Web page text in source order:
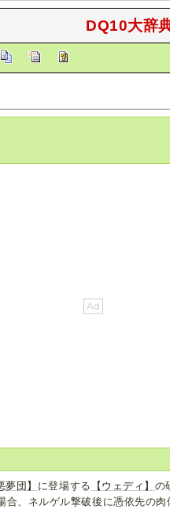
DQ10大辞
夢団】 に登場する 【ウェディ】 の
合、ネルゲル撃破後に憑依先の